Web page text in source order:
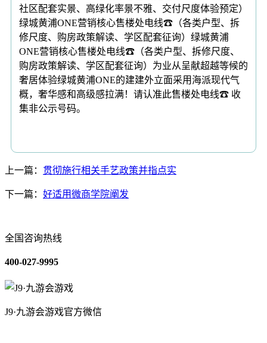
社区配套实景、高绿化率景不雅、交付尺度体验预定）
绿城黄浦ONE营销核心售楼处电线☎（各类户型、拆
修尺度、购房政策解读、学区配套征询）绿城黄浦
ONE营销核心售楼处电线☎（各类户型、拆修尺度、
购房政策解读、学区配套征询）为业从呈献超越等候的
奢居体验绿城黄浦ONE的建建外立面采用海派现代气
概，奢华感和高级感拉满！请认准此售楼处电线☎ 收
集非公示号码。
上一篇： 贯彻施行相关手艺政策并指点实
下一篇： 好适用微商学院阐发
全国咨询热线
400-027-9995
J9·九游会游戏官方微信